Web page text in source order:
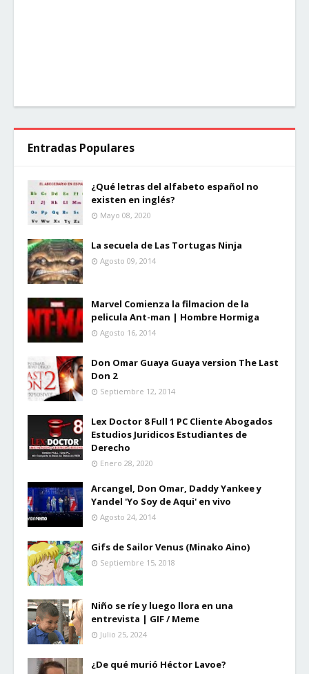
Entradas Populares
¿Qué letras del alfabeto español no
existen en inglés?
Mayo 08, 2020
La secuela de Las Tortugas Ninja
Agosto 09, 2014
Marvel Comienza la filmacion de la
pelicula Ant-man | Hombre Hormiga
Agosto 16, 2014
Don Omar Guaya Guaya version The Last
Don 2
Septiembre 12, 2014
Lex Doctor 8 Full 1 PC Cliente Abogados
Estudios Juridicos Estudiantes de
Derecho
Enero 28, 2020
Arcangel, Don Omar, Daddy Yankee y
Yandel 'Yo Soy de Aqui' en vivo
Agosto 24, 2014
Gifs de Sailor Venus (Minako Aino)
Septiembre 15, 2018
Niño se ríe y luego llora en una
entrevista | GIF / Meme
Julio 25, 2024
¿De qué murió Héctor Lavoe?